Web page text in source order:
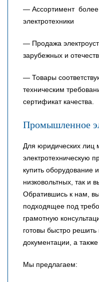
— Ассортимент более
электротехники
— Продажа
зарубежных и
— Товары
техническим
сертификат качества.
Промышленное
Для юридических лиц
электротехническую
купить оборудование
низковольтных, так и
Обратившись к нам,
подходящее под
грамотную
готовы быстро
документации, а
Мы предлагаем: